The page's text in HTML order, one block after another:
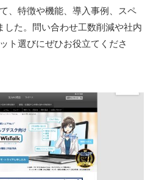
、特徴や機能、導入事例、スペ
した。問い合わせ工数削減や社内
ト選びにぜひお役立てくださ